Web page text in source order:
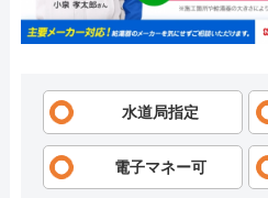
水道局指定
電子マネー可